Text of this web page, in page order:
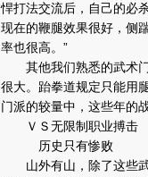
悍打法交流后，自己的必
现在的鞭腿效果很好，侧
率也很高。”
其他我们熟悉的武术门
很大。跆拳道规定只能用
门派的较量中，这些年的
ＶＳ无限制职业搏击
历史只有惨败
山外有山，除了这些武